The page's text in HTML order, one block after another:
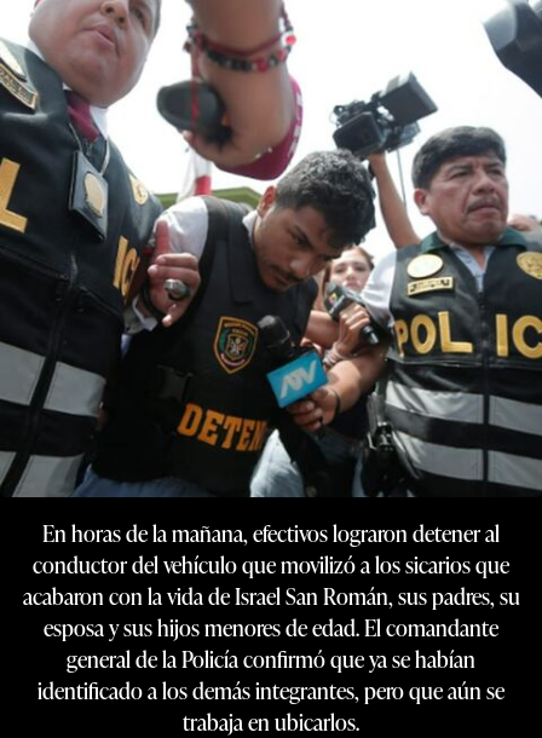
En horas de la mañana, efectivos lograron detener al
conductor del vehículo que movilizó a los sicarios que
acabaron con la vida de Israel San Román, sus padres, su
esposa y sus hijos menores de edad. El comandante
general de la Policía confirmó que ya se habían
identificado a los demás integrantes, pero que aún se
trabaja en ubicarlos.